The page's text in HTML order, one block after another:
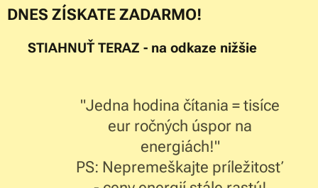
DNES ZÍSKATE ZADARMO!
👉 STIAHNUŤ TERAZ - na odkaze nižšie
"Jedna hodina čítania = tisíce
eur ročných úspor na
energiách!"
PS: Nepremeškajte príležitosť